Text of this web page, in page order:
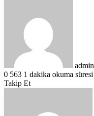
admin
0 563 1 dakika okuma süresi
Takip Et